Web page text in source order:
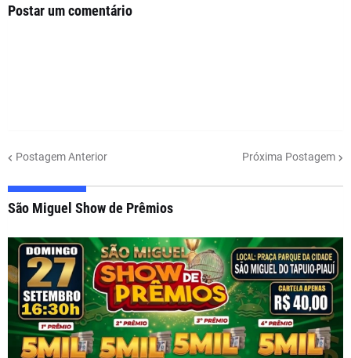
Postar um comentário
Postagem Anterior Próxima Postagem
São Miguel Show de Prêmios